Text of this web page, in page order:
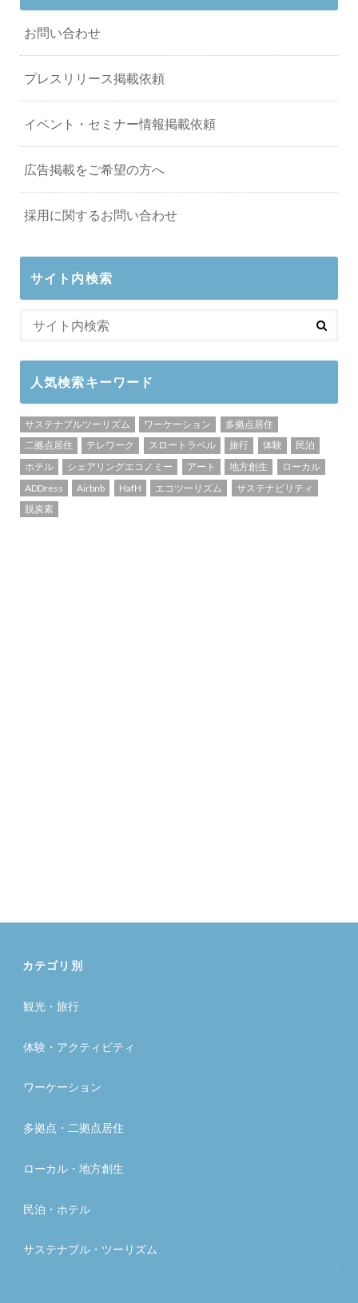
お問い合わせ
プレスリリース掲載依頼
イベント・セミナー情報掲載依頼
広告掲載をご希望の方へ
採用に関するお問い合わせ
サイト内検索
人気検索キーワード
サステナブルツーリズム ワーケーション
多拠点居住
二拠点居住
テレワーク スロートラベル 旅行 体験
民泊
ホテル
シェアリングエコノミー アート 地方創生
ローカル
ADDress
Airbnb HafH エコツーリズム
サステナビリティ
脱炭素
カテゴリ別
観光・旅行
体験・アクティビティ
ワーケーション
多拠点・二拠点居住
ローカル・地方創生
民泊・ホテル
サステナブル・ツーリズム